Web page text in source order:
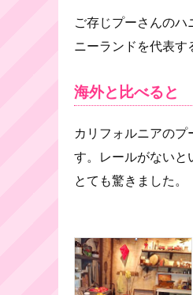
ご存じプーさんの
ニーランドを代表す
海外と比べると
カリフォルニアの
す。レールがないと
とても驚きました。